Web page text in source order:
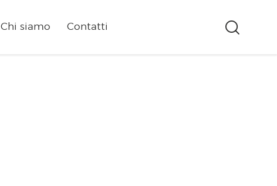
Chi siamo Contatti